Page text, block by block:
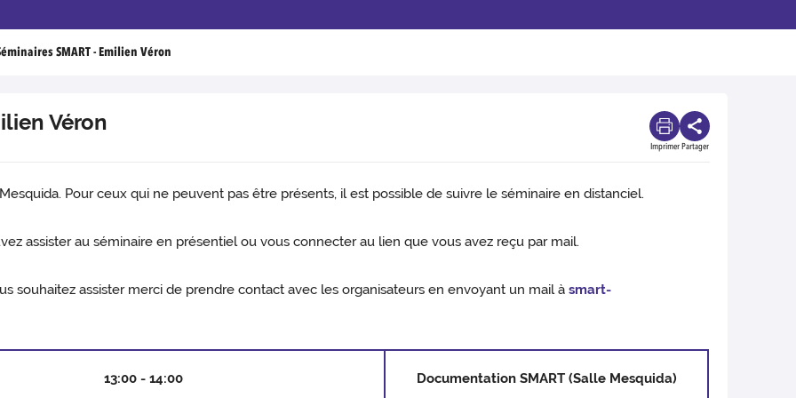
SMART - Emilien Véron
Véron
Imprimer Partager
Pour ceux qui ne peuvent pas être présents, il est possible de suivre le séminaire en distanciel.
assister au séminaire en présentiel ou vous connecter au lien que vous avez reçu par mail.
souhaitez assister merci de prendre contact avec les organisateurs en envoyant un mail àsmart-
13:00 - 14:00 Documentation SMART (Salle Mesquida)